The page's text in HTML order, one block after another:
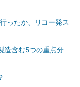
ったか、リコー発ス
造含む5つの重点分